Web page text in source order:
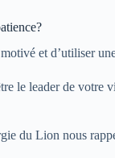
et d’utiliser
le leader de
du Lion nous